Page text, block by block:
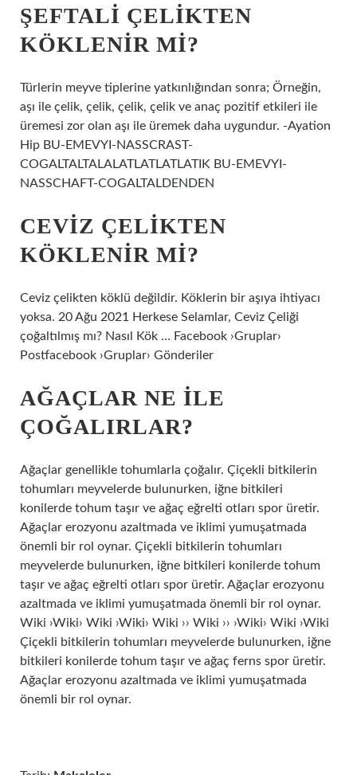
ŞEFTALI ÇELIKTEN
KÖKLENIR MI?
Türlerin meyve tiplerine yatkınlığından sonra; Örneğin,
aşı ile çelik, çelik, çelik, çelik ve anaç pozitif etkileri ile
üremesi zor olan aşı ile üremek daha uygundur. -Ayation
Hip BU-EMEVYI-NASSCRAST-
COGALTALTALALATLATLATLATIK BU-EMEVYI-
NASSCHAFT-COGALTALDENDEN
CEVIZ ÇELIKTEN
KÖKLENIR MI?
Ceviz çelikten köklü değildir. Köklerin bir aşıya ihtiyacı
yoksa. 20 Ağu 2021 Herkese Selamlar, Ceviz Çeliği
çoğaltılmış mı? Nasıl Kök … Facebook ›Gruplar›
Postfacebook ›Gruplar› Gönderiler
AĞAÇLAR NE ILE
ÇOĞALIRLAR?
Ağaçlar genellikle tohumlarla çoğalır. Çiçekli bitkilerin
tohumları meyvelerde bulunurken, iğne bitkileri
konilerde tohum taşır ve ağaç eğrelti otları spor üretir.
Ağaçlar erozyonu azaltmada ve iklimi yumuşatmada
önemli bir rol oynar. Çiçekli bitkilerin tohumları
meyvelerde bulunurken, iğne bitkileri konilerde tohum
taşır ve ağaç eğrelti otları spor üretir. Ağaçlar erozyonu
azaltmada ve iklimi yumuşatmada önemli bir rol oynar.
Wiki ›Wiki› Wiki ›Wiki› Wiki ›› Wiki ›› ›Wiki› Wiki ›Wiki
Çiçekli bitkilerin tohumları meyvelerde bulunurken, iğne
bitkileri konilerde tohum taşır ve ağaç ferns spor üretir.
Ağaçlar erozyonu azaltmada ve iklimi yumuşatmada
önemli bir rol oynar.